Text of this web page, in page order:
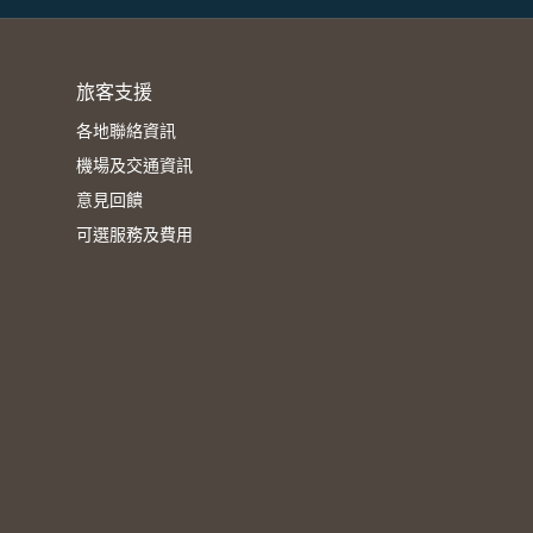
旅客支援
各地聯絡資訊
機場及交通資訊
意見回饋
可選服務及費用